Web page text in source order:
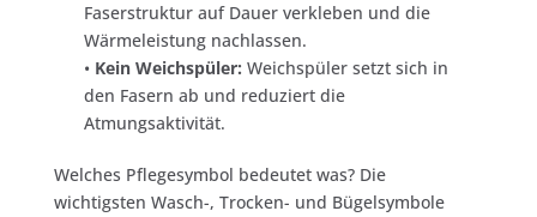
Faserstruktur auf Dauer verkleben und die
Wärmeleistung nachlassen.
• Kein Weichspüler: Weichspüler setzt sich in
den Fasern ab und reduziert die
Atmungsaktivität.
Welches Pflegesymbol bedeutet was? Die
wichtigsten Wasch-, Trocken- und Bügelsymbole